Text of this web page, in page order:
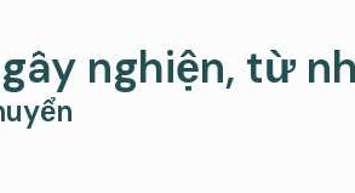
nghiện, từ